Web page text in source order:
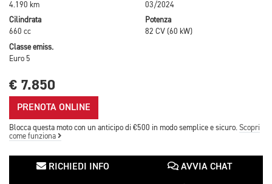
4.190 km
03/2024
Cilindrata
660 cc
Potenza
82 CV (60 kW)
Classe emiss.
Euro 5
€ 7.850
PRENOTA ONLINE
Blocca questa moto con un anticipo di €500 in modo semplice e sicuro. Scopri
come funziona
RICHIEDI INFO AVVIA CHAT